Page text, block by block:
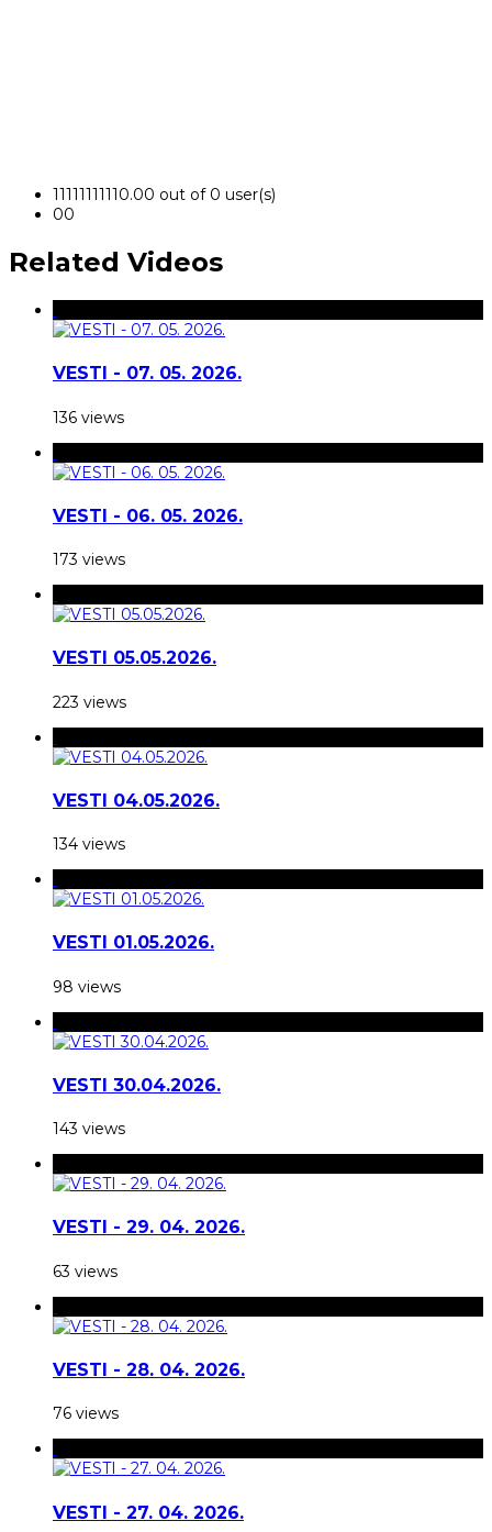
11111111110.00 out of 0 user(s)
00
Related Videos
VESTI - 07. 05. 2026.
136 views
VESTI - 06. 05. 2026.
173 views
VESTI 05.05.2026.
223 views
VESTI 04.05.2026.
134 views
VESTI 01.05.2026.
98 views
VESTI 30.04.2026.
143 views
VESTI - 29. 04. 2026.
63 views
VESTI - 28. 04. 2026.
76 views
VESTI - 27. 04. 2026.